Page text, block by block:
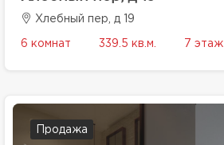
Хлебный пер, д 19
6 комнат 339.5 кв.м. 7 этаж
Продажа